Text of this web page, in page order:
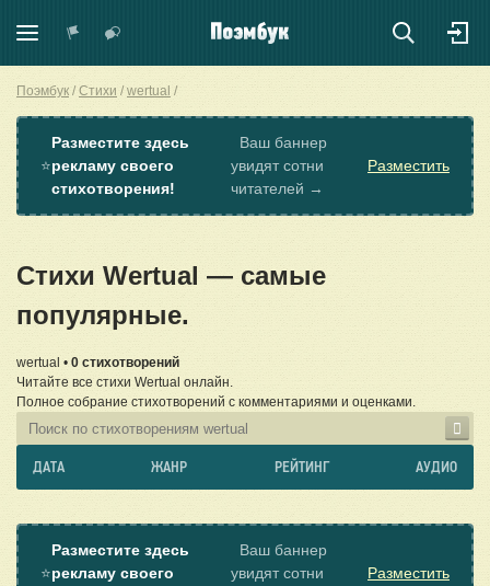
Поэмбук Стихи wertual
⭐
Разместите здесь
рекламу своего
стихотворения!
Ваш баннер
увидят сотни
читателей →
Разместить
Стихи Wertual — самые
популярные.
wertual • 0 стихотворений
Читайте все стихи Wertual онлайн.
Полное собрание стихотворений с комментариями и оценками.
ДАТА ЖАНР РЕЙТИНГ АУДИО
⭐
Разместите здесь
рекламу своего
Ваш баннер
увидят сотни
Разместить